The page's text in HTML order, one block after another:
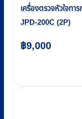
เครื่องตรวจหัวใจท
JPD-200C (2P)
฿9,000